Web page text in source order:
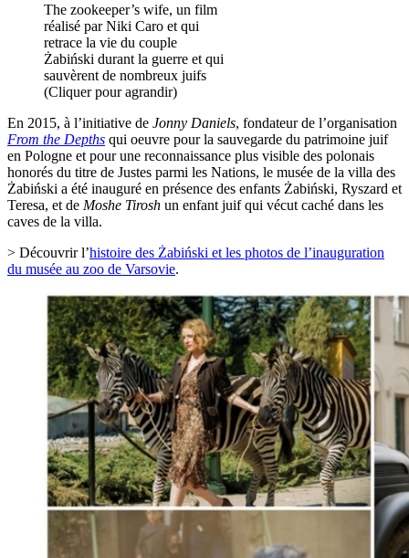
The zookeeper’s wife, un film
réalisé par Niki Caro et qui
retrace la vie du couple
Żabiński durant la guerre et qui
sauvèrent de nombreux juifs
(Cliquer pour agrandir)
En 2015, à l’initiative de Jonny Daniels, fondateur de l’organisation
From the Depths qui oeuvre pour la sauvegarde du patrimoine juif
en Pologne et pour une reconnaissance plus visible des polonais
honorés du titre de Justes parmi les Nations, le musée de la villa des
Żabiński a été inauguré en présence des enfants Żabiński, Ryszard et
Teresa, et de Moshe Tirosh un enfant juif qui vécut caché dans les
caves de la villa.
> Découvrir l’histoire des Żabiński et les photos de l’inauguration
du musée au zoo de Varsovie.